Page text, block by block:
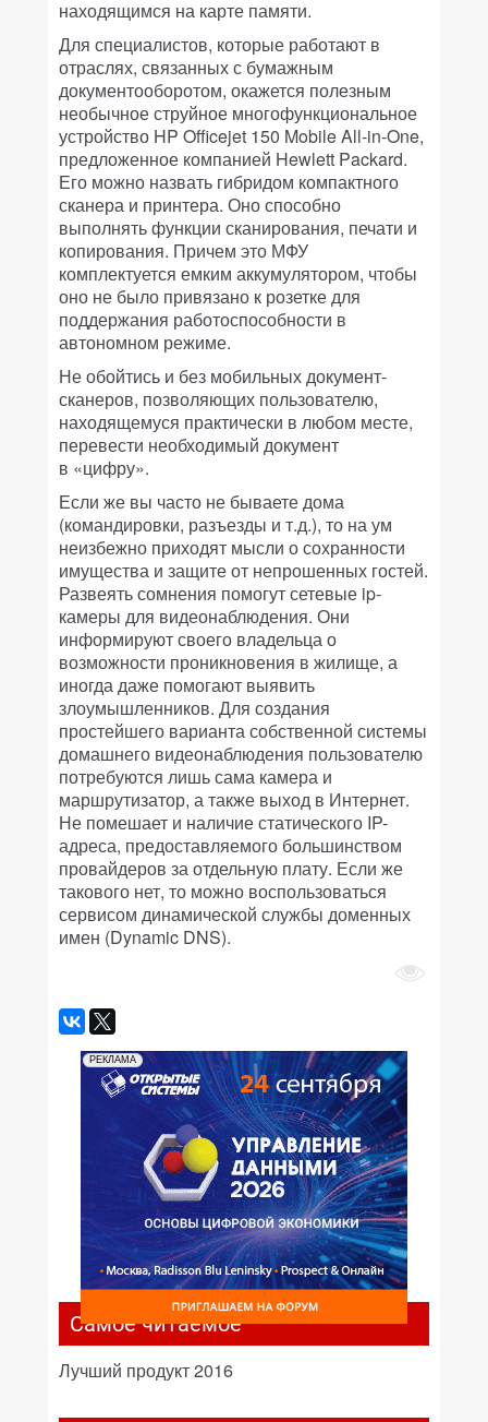
находящимся на карте памяти.
Для специалистов, которые работают в
отраслях, связанных с бумажным
документооборотом, окажется полезным
необычное струйное многофункциональное
устройство HP Officejet 150 Mobile All-in-One,
предложенное компанией Hewlett Packard.
Его можно назвать гибридом компактного
сканера и принтера. Оно способно
выполнять функции сканирования, печати и
копирования. Причем это МФУ
комплектуется емким аккумулятором, чтобы
оно не было привязано к розетке для
поддержания работоспособности в
автономном режиме.
Не обойтись и без мобильных документ-
сканеров, позволяющих пользователю,
находящемуся практически в любом месте,
перевести необходимый документ
в «цифру».
Если же вы часто не бываете дома
(командировки, разъезды и т.д.), то на ум
неизбежно приходят мысли о сохранности
имущества и защите от непрошенных гостей.
Развеять сомнения помогут сетевые ip-
камеры для видеонаблюдения. Они
информируют своего владельца о
возможности проникновения в жилище, а
иногда даже помогают выявить
злоумышленников. Для создания
простейшего варианта собственной системы
домашнего видеонаблюдения пользователю
потребуются лишь сама камера и
маршрутизатор, а также выход в Интернет.
Не помешает и наличие статического IP-
адреса, предоставляемого большинством
провайдеров за отдельную плату. Если же
такового нет, то можно воспользоваться
сервисом динамической службы доменных
имен (Dynamic DNS).
РЕКЛАМА
Самое читаемое
Лучший продукт 2016